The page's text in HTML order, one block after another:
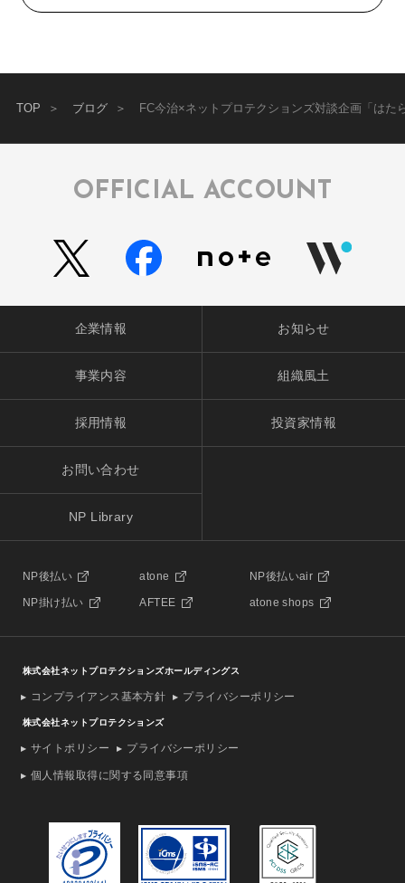
TOP ブログ FC今治×ネットプロテクションズ対談企画「は
OFFICIAL ACCOUNT
企業情報 お知らせ
事業内容 組織風土
採用情報 投資家情報
お問い合わせ
NP Library
NP後払い atone NP後払いair
NP掛け払い AFTEE atone shops
株式会社ネットプロテクションズホールディングス
コンプライアンス基本方針 プライバシーポリシー
株式会社ネットプロテクションズ
サイトポリシー プライバシーポリシー
個人情報取得に関する同意事項